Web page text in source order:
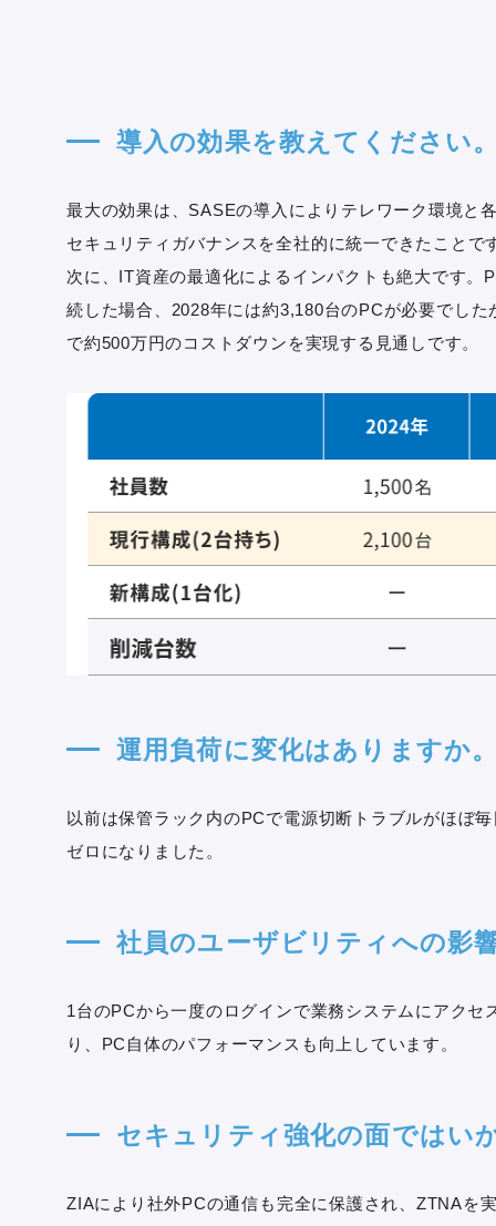
導入の効果を教えてください
最大の効果は、SASEの導入によりテレワーク環境と
セキュリティガバナンスを全社的に統一できたことで
次に、IT資産の最適化によるインパクトも絶大です
続した場合、2028年には約3,180台のPCが必要でし
で約500万円のコストダウンを実現する見通しです。
運用負荷に変化はありますか
以前は保管ラック内のPCで電源切断トラブルがほぼ
ゼロになりました。
社員のユーザビリティへの影
1台のPCから一度のログインで業務システムにアク
り、PC自体のパフォーマンスも向上しています。
セキュリティ強化の面ではい
ZIAにより社外PCの通信も完全に保護され、ZTNAを